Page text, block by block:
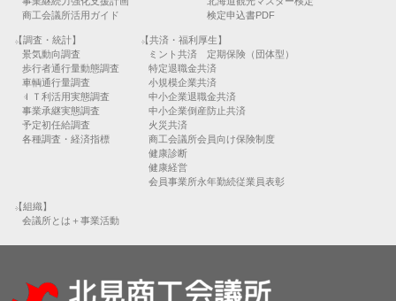
商工会議所活用ガイド
検定申込書PDF
【調査・統計】
景気動向調査
歩行者通行量動態調査
車輌通行量調査
ＩＴ利活用実態調査
事業承継実態調査
予定初任給調査
各種調査・経済指標
【共済・福利厚生】
ミント共済 定期保険（団体型）
特定退職金共済
小規模企業共済
中小企業退職金共済
中小企業倒産防止共済
火災共済
商工会議所会員向け保険制度
健康診断
健康経営
会員事業所永年勤続従業員表彰
【組織】
会議所とは＋事業活動